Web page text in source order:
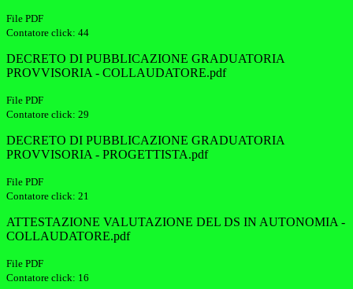
File PDF
Contatore click: 44
DECRETO DI PUBBLICAZIONE GRADUATORIA
PROVVISORIA - COLLAUDATORE.pdf
File PDF
Contatore click: 29
DECRETO DI PUBBLICAZIONE GRADUATORIA
PROVVISORIA - PROGETTISTA.pdf
File PDF
Contatore click: 21
ATTESTAZIONE VALUTAZIONE DEL DS IN AUTONOMIA -
COLLAUDATORE.pdf
File PDF
Contatore click: 16